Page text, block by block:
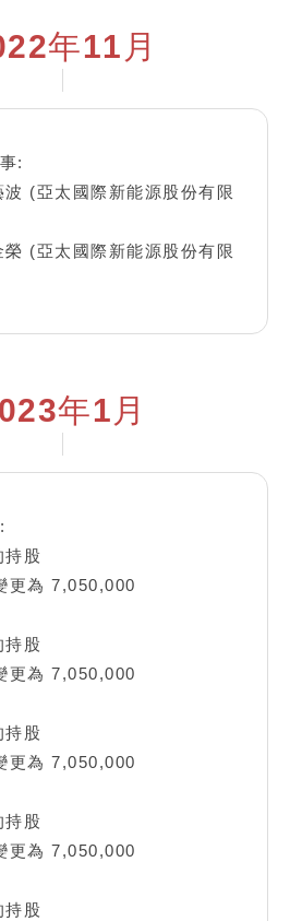
年11月
:
波 (亞太國際新能源股份有限
榮 (亞太國際新能源股份有限
年1月
持股
更為 7,050,000
持股
更為 7,050,000
持股
更為 7,050,000
持股
更為 7,050,000
持股